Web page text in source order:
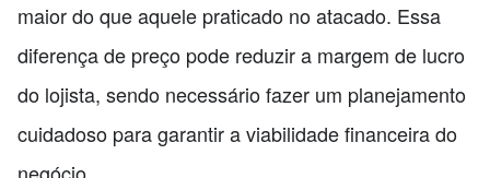
maior do que aquele praticado no atacado. Essa
diferença de preço pode reduzir a margem de lucro
do lojista, sendo necessário fazer um planejamento
cuidadoso para garantir a viabilidade financeira do